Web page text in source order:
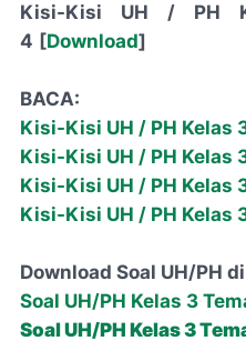
Kisi-Kisi UH / PH
4 [Download]
BACA:
Kisi-Kisi UH / PH Kelas
Kisi-Kisi UH / PH Kelas
Kisi-Kisi UH / PH Kelas
Kisi-Kisi UH / PH Kelas
Download Soal UH/PH
Soal UH/PH Kelas 3
Soal UH/PH Kelas 3